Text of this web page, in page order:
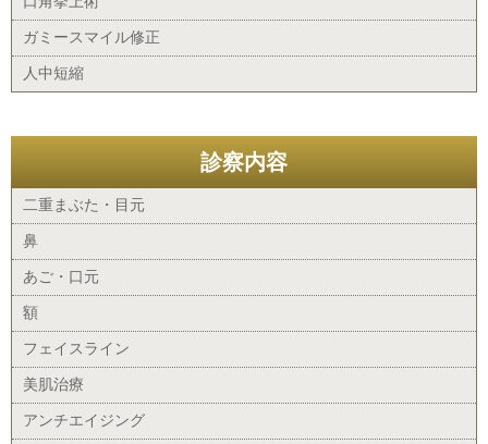
ガミースマイル修正
人中短縮
診察内容
二重まぶた・目元
鼻
あご・口元
額
フェイスライン
美肌治療
アンチエイジング